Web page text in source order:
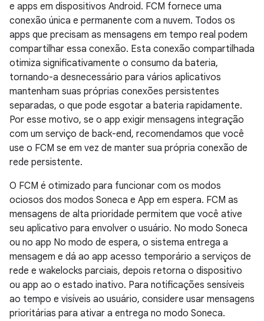
e apps em dispositivos Android. FCM fornece uma
conexão única e permanente com a nuvem. Todos os
apps que precisam as mensagens em tempo real podem
compartilhar essa conexão. Esta conexão compartilhada
otimiza significativamente o consumo da bateria,
tornando-a desnecessário para vários aplicativos
mantenham suas próprias conexões persistentes
separadas, o que pode esgotar a bateria rapidamente.
Por esse motivo, se o app exigir mensagens integração
com um serviço de back-end, recomendamos que você
use o FCM se em vez de manter sua própria conexão de
rede persistente.
O FCM é otimizado para funcionar com os modos
ociosos dos modos Soneca e App em espera. FCM as
mensagens de alta prioridade permitem que você ative
seu aplicativo para envolver o usuário. No modo Soneca
ou no app No modo de espera, o sistema entrega a
mensagem e dá ao app acesso temporário a serviços de
rede e wakelocks parciais, depois retorna o dispositivo
ou app ao o estado inativo. Para notificações sensíveis
ao tempo e visíveis ao usuário, considere usar mensagens
prioritárias para ativar a entrega no modo Soneca.